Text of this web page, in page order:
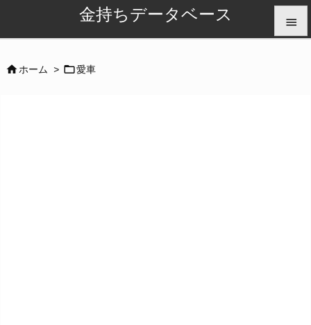
金持ちデータベース 
ホーム > 愛車